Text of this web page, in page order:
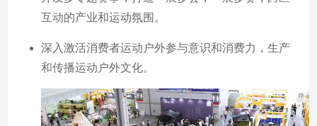
互动的产业和运动氛围。
深入激活消费者运动户外参与意识和消费力，生产
和传播运动户外文化。